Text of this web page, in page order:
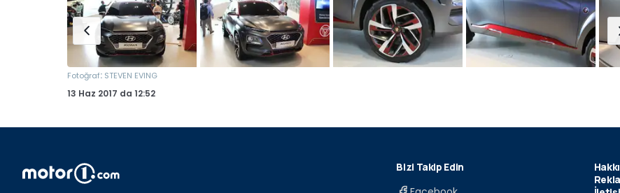
Fotoğraf: STEVEN EVING
13 Haz 2017 da 12:52
Bizi Takip Edin